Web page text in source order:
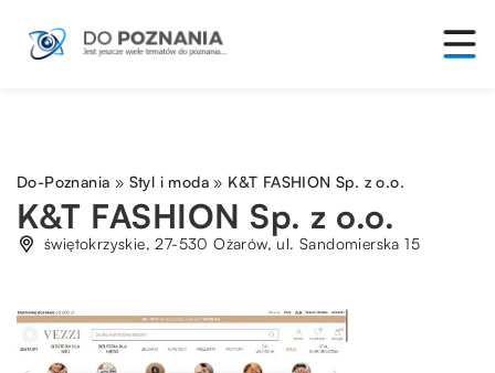
Do-Poznania » Styl i moda » K&T FASHION Sp. z o.o.
K&T FASHION Sp. z o.o.
świętokrzyskie, 27-530 Ożarów, ul. Sandomierska 15